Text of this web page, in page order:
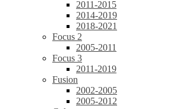
2011-2015
2014-2019
2018-2021
Focus 2
2005-2011
Focus 3
2011-2019
Fusion
2002-2005
2005-2012